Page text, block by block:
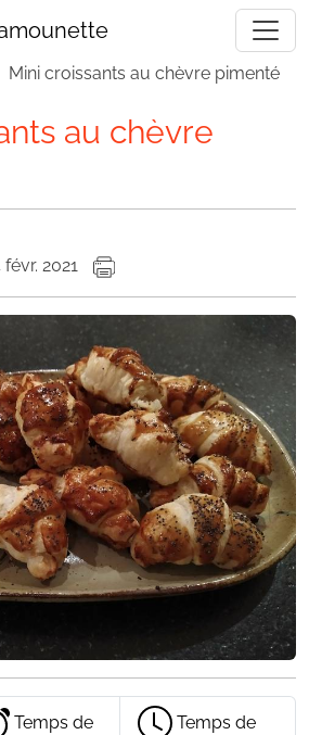
Mini croissants au chèvre pimenté
au chèvre
2021
Temps de
Temps de